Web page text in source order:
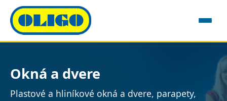
Okná a dvere
Plastové a hliníkové okná a dvere, parapety,